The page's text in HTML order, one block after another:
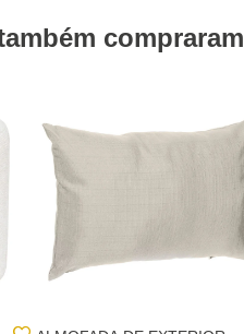
compraram